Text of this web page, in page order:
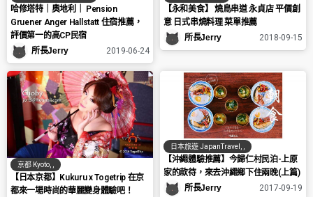
哈修塔特｜奧地利｜ Pension
Gruener Anger Hallstatt 住宿推薦，
評價第一的高CP民宿
所長Jerry
2019-06-24
【永和美食】 燒鳥串道 永貞店 平價創
意 日式串燒料理 菜單推薦
所長Jerry
2018-09-15
京都 Kyoto, ,
【日本京都】Kukuru x Togetrip 在京
都來一場時尚的華麗變身體驗吧！
日本旅遊 JapanTravel
【沖繩體驗推薦】今歸仁村民泊-上原
家的款待，來去沖繩鄉下住兩晚(上篇)
所長Jerry
2017-09-19